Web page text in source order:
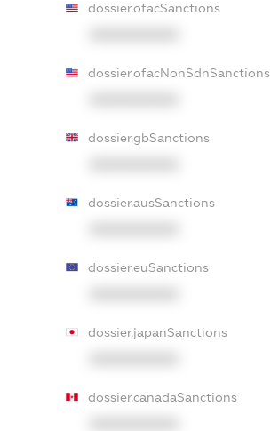
dossier.ofacSanctions
dossier.ofacNonSdnSanctions
dossier.gbSanctions
dossier.ausSanctions
dossier.euSanctions
dossier.japanSanctions
dossier.canadaSanctions